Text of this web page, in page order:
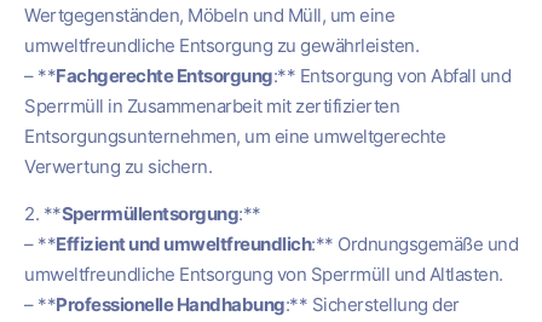
Wertgegenständen, Möbeln und Müll, um eine
umweltfreundliche Entsorgung zu gewährleisten.
– **Fachgerechte Entsorgung:** Entsorgung von Abfall und
Sperrmüll in Zusammenarbeit mit zertifizierten
Entsorgungsunternehmen, um eine umweltgerechte
Verwertung zu sichern.
2. **Sperrmüllentsorgung:**
– **Effizient und umweltfreundlich:** Ordnungsgemäße und
umweltfreundliche Entsorgung von Sperrmüll und Altlasten.
– **Professionelle Handhabung:** Sicherstellung der